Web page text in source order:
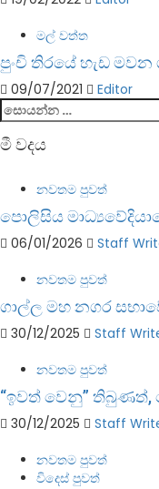
මල් වත්ත
පුංචි තිරයේ හැඩ මවන
09/07/2021
Editor
සොයන්න:
මී වදය
නවතම පුවත්
පොලිසිය
06/01/2026
Staff
නවතම පුවත්
ගාල්ල මහ නගර
30/12/2025
Staff
නවතම පුවත්
“ඉවත් වෙනු” තිබුණත්,
30/12/2025
Staff
නවතම පුවත්
විදෙස් පුවත්